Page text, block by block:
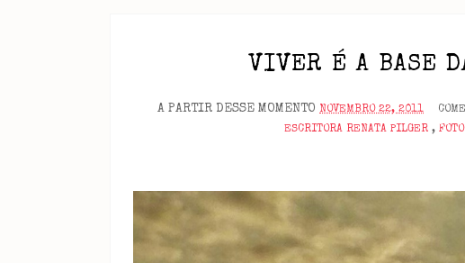
VIVER É A BASE
A PARTIR DESSE MOMENTO NOVEMBRO 22, 2011
ESCRITORA RENATA PILGER ,